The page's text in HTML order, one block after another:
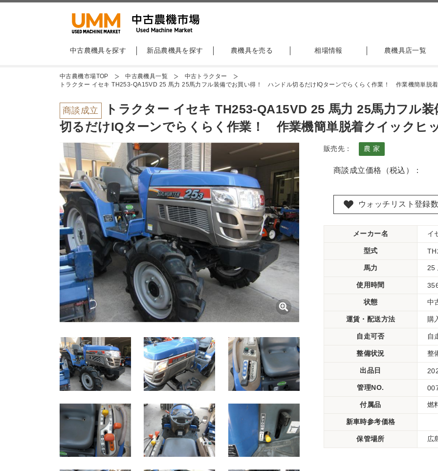
中古農機具を探す 新品農機具を探す 農機具を売る 相場情報 農機具店一覧
中古農機市場TOP 中古農機具一覧
中古トラクター
トラクター イセキ TH253-QA15VD 25 馬力 25馬力フル装備でお買い得！ ハンドル切るだけIQターンでらくらく作業！ 作業機簡単脱
商談成立
トラクター イセキ TH253-QA15VD 25 馬力 25馬力フル
切るだけIQターンでらくらく作業！ 作業機簡単脱着クイックヒ
販売先： 農 家
商談成立価格（税込）：
ウォッチリスト登録
メーカー名 イ
型式
馬力 25
使用時間
状態 中
運賃・配送方法 購
自走可否 自
整備状況 整
出品日
管理NO.
付属品 燃
新車時参考価格
保管場所 広